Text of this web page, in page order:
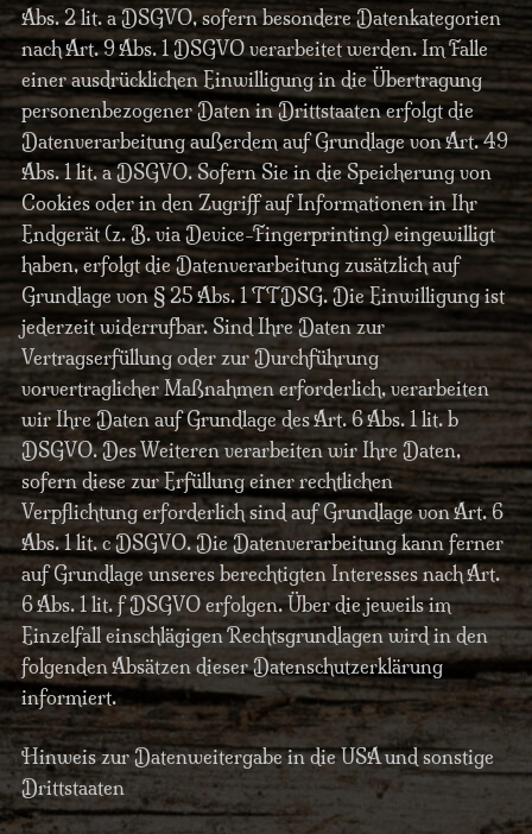
Abs. 2 lit. a DSGVO, sofern besondere Datenkategorien
nach Art. 9 Abs. 1 DSGVO verarbeitet werden. Im Falle
einer ausdrücklichen Einwilligung in die Übertragung
personenbezogener Daten in Drittstaaten erfolgt die
Datenverarbeitung außerdem auf Grundlage von Art. 49
Abs. 1 lit. a DSGVO. Sofern Sie in die Speicherung von
Cookies oder in den Zugriff auf Informationen in Ihr
Endgerät (z. B. via Device-Fingerprinting) eingewilligt
haben, erfolgt die Datenverarbeitung zusätzlich auf
Grundlage von § 25 Abs. 1 TTDSG. Die Einwilligung ist
jederzeit widerrufbar. Sind Ihre Daten zur
Vertragserfüllung oder zur Durchführung
vorvertraglicher Maßnahmen erforderlich, verarbeiten
wir Ihre Daten auf Grundlage des Art. 6 Abs. 1 lit. b
DSGVO. Des Weiteren verarbeiten wir Ihre Daten,
sofern diese zur Erfüllung einer rechtlichen
Verpflichtung erforderlich sind auf Grundlage von Art. 6
Abs. 1 lit. c DSGVO. Die Datenverarbeitung kann ferner
auf Grundlage unseres berechtigten Interesses nach Art.
6 Abs. 1 lit. f DSGVO erfolgen. Über die jeweils im
Einzelfall einschlägigen Rechtsgrundlagen wird in den
folgenden Absätzen dieser Datenschutzerklärung
informiert.
Hinweis zur Datenweitergabe in die USA und sonstige
Drittstaaten